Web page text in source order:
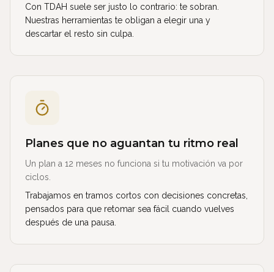
Con TDAH suele ser justo lo contrario: te sobran.
Nuestras herramientas te obligan a elegir una y
descartar el resto sin culpa.
Planes que no aguantan tu ritmo real
Un plan a 12 meses no funciona si tu motivación va por
ciclos.
Trabajamos en tramos cortos con decisiones concretas,
pensados para que retomar sea fácil cuando vuelves
después de una pausa.